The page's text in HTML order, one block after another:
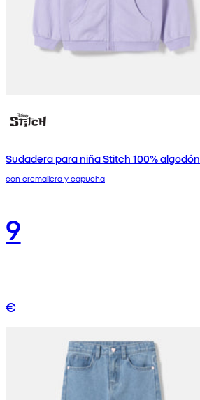
Sudadera para niña Stitch 100% algodón
con cremallera y capucha
9
€